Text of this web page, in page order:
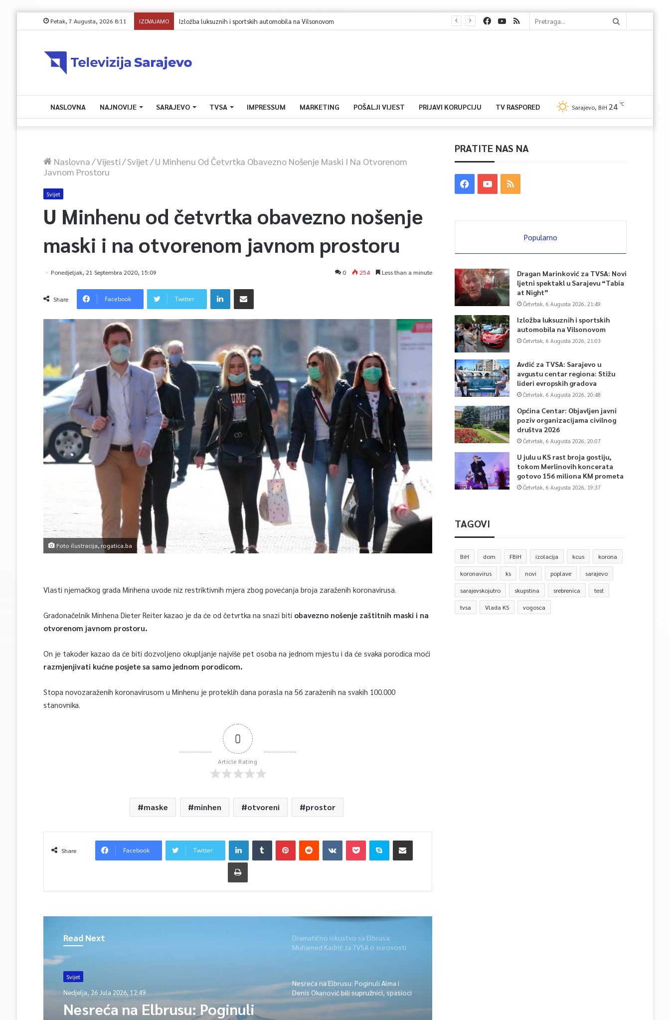
Petak, 7 Augusta, 2026 8:11 IZDVAJAMO Izložba luksuznih i sportskih automobila na Vilsonovom
NASLOVNA NAJNOVIJE SARAJEVO TVSA IMPRESSUM MARKETING POŠALJI VIJEST PRIJAVI KORUPCIJU TV RASPORED Sarajevo, BiH 24 ℃
Naslovna/Vijesti/Svijet/U Minhenu Od Četvrtka Obavezno Nošenje Maski I Na Otvorenom
Javnom Prostoru
Svijet
U Minhenu od četvrtka obavezno nošenje
maski i na otvorenom javnom prostoru
Ponedjeljak, 21 Septembra 2020, 15:09 0 254 Less than a minute
Share Facebook Twitter
Foto ilustracija, rogatica.ba
Vlasti njemačkog grada Minhena uvode niz restriktivnih mjera zbog povećanja broja zaraženih koronavirusa.
Gradonačelnik Minhena Dieter Reiter kazao je da će od četvrtka na snazi biti obavezno nošenje zaštitnih maski i na
otvorenom javnom prostoru.
On je također kazao da će biti dozvoljeno okupljanje najviše pet osoba na jednom mjestu i da će svaka porodica moći
razmjenjivati kućne posjete sa samo jednom porodicom.
Stopa novozaraženih koronavirusom u Minhenu je proteklih dana porasla na 56 zaraženih na svakih 100.000
stanovnika.
0
Article Rating
maske minhen otvoreni prostor
Share Facebook Twitter
Read Next
Svijet
Nedjelja, 26 Jula 2026, 12:49
Nesreća na Elbrusu: Poginuli
Dramatično iskustvo sa Elbrusa:
Muhamed Kadrić za TVSA o surovosti
Nesreća na Elbrusu: Poginuli Alma i
Denis Okanović bili supružnici, spasioci
traže još jedno tijelo
PRATITE NAS NA
Popularno
Dragan Marinković za TVSA: Novi
ljetni spektakl u Sarajevu “Tabia
at Night”
Četvrtak, 6 Augusta 2026, 21:49
Izložba luksuznih i sportskih
automobila na Vilsonovom
Četvrtak, 6 Augusta 2026, 21:03
Avdić za TVSA: Sarajevo u
avgustu centar regiona: Stižu
lideri evropskih gradova
Četvrtak, 6 Augusta 2026, 20:48
Općina Centar: Objavljen javni
poziv organizacijama civilnog
društva 2026
Četvrtak, 6 Augusta 2026, 20:07
U julu u KS rast broja gostiju,
tokom Merlinovih koncerata
gotovo 156 miliona KM prometa
Četvrtak, 6 Augusta 2026, 19:37
TAGOVI
BiH dom FBiH izolacija kcus korona
koronavirus ks novi poplave sarajevo
sarajevskojutro skupstina srebrenica test
tvsa Vlada KS vogosca